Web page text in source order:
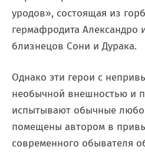
уродов», состоящая из
гермафродита Александро
близнецов Сони и Дурака.
Однако эти герои с
необычной внешностью и
испытывают обычные
помещены автором в
современного обывателя